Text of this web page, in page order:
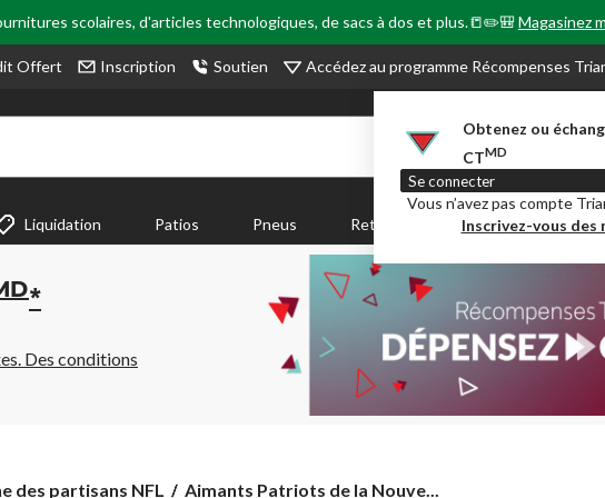
scolaires, d'articles technologiques, de sacs à dos et plus.📒✏️🎒Magasinez
Offert Inscription Soutien Accédez au programme Récompenses
Obtenez ou
CTMD
Se connecter
Vous n’avez pas compte
Inscrivez-vous des
Liquidation Patios Pneus Retour en Classe Party City
*
Des conditions
des partisans NFL
Aimants
Aimants Patriots de la Nouve...